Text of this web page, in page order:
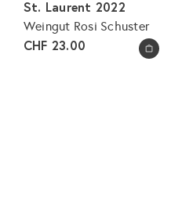
In den Warenkorb legen
St. Laurent 2022
Weingut Rosi Schuster
CHF 23.00